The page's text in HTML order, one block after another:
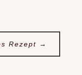
Rezept →